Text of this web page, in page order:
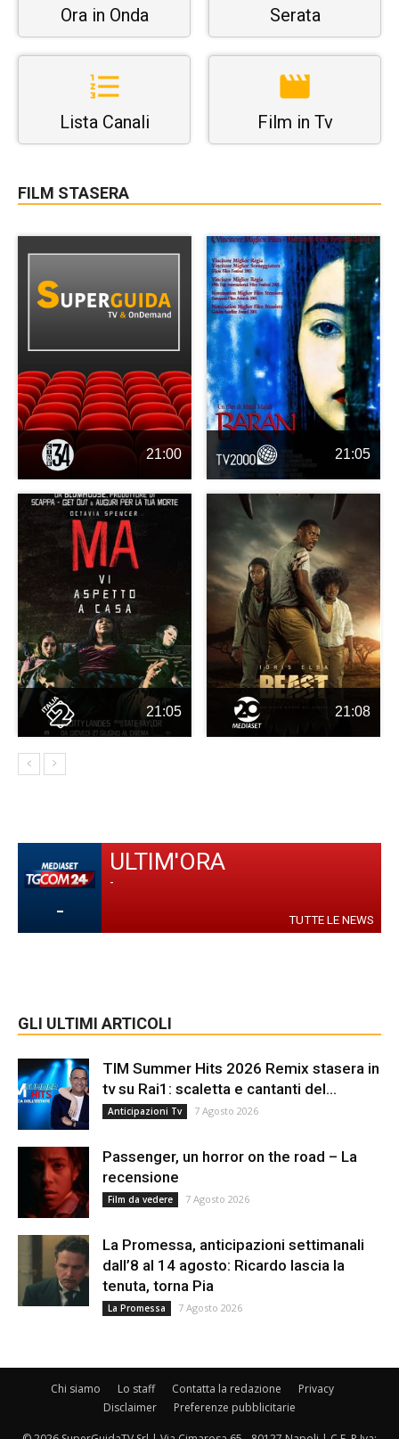
Ora in Onda Serata
Lista Canali Film in Tv
FILM STASERA
21:00 21:05
21:05 21:08
-
ULTIM'ORA
-
TUTTE LE NEWS
GLI ULTIMI ARTICOLI
TIM Summer Hits 2026 Remix stasera in
tv su Rai1: scaletta e cantanti del...
Anticipazioni Tv 7 Agosto 2026
Passenger, un horror on the road – La
recensione
Film da vedere 7 Agosto 2026
La Promessa, anticipazioni settimanali
dall’8 al 14 agosto: Ricardo lascia la
tenuta, torna Pia
La Promessa 7 Agosto 2026
Chi siamo Lo staff Contatta la redazione
Privacy
Disclaimer
Preferenze pubblicitarie